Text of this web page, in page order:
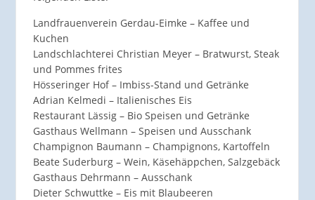
Landfrauenverein Gerdau-Eimke – Kaffee und
Kuchen
Landschlachterei Christian Meyer – Bratwurst, Steak
und Pommes frites
Hösseringer Hof – Imbiss-Stand und Getränke
Adrian Kelmedi – Italienisches Eis
Restaurant Lässig – Bio Speisen und Getränke
Gasthaus Wellmann – Speisen und Ausschank
Champignon Baumann – Champignons, Kartoffeln
Beate Suderburg – Wein, Käsehäppchen, Salzgebäck
Gasthaus Dehrmann – Ausschank
Dieter Schwuttke – Eis mit Blaubeeren